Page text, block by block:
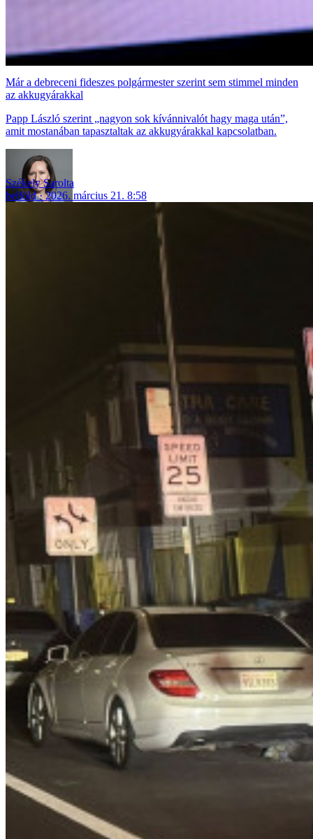
Már a debreceni fideszes polgármester szerint sem stimmel minden
az akkugyárakkal
Papp László szerint „nagyon sok kívánnivalót hagy maga után”,
amit mostanában tapasztaltak az akkugyárakkal kapcsolatban.
Székely Sarolta
belföld
2026. március 21. 8:58